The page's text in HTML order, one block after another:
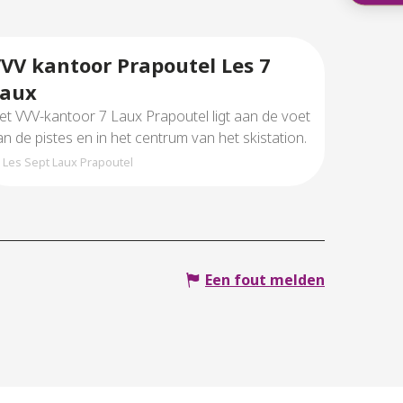
kantoor Prapoutel Les 7
VVV-kantoor 7 Laux Prapoutel ligt aan de voet
de pistes en in het centrum van het skistation.
Les Sept Laux Prapoutel
Een fout melden